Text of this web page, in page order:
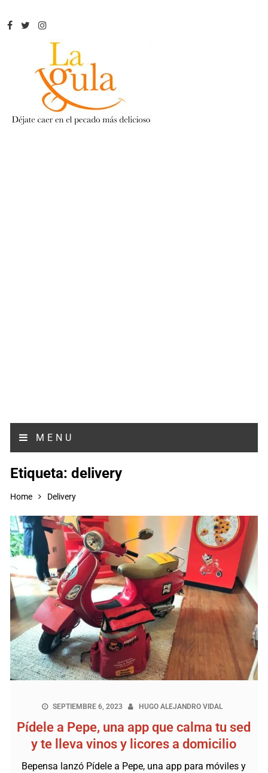
MENU
Etiqueta:delivery
Home Delivery
SEPTIEMBRE 6, 2023 HUGO ALEJANDRO VIDAL
Pídele a Pepe, una app que calma tu sed
y te lleva vinos y licores a domicilio
Bepensa lanzó Pídele a Pepe, una app para móviles y